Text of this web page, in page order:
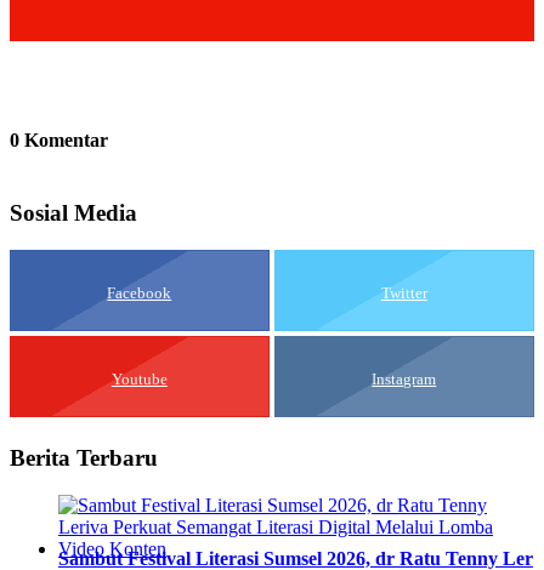
0 Komentar
Sosial Media
Facebook Twitter
Youtube Instagram
Berita Terbaru
Sambut Festival Literasi Sumsel 2026, dr Ratu Tenny Ler